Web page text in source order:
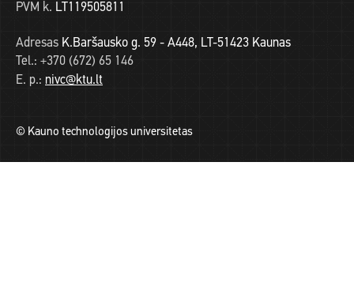
PVM k. LT119505811
Adresas K.Baršausko g. 59 - A448, LT-51423 Kaunas
Tel.: +370 (672) 65 146
E. p.: nivc@ktu.lt
© Kauno technologijos universitetas